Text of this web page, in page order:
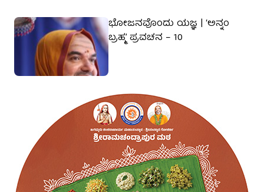
ಭೋಜನವೊಂದು ಯಜ್ಞ | ‘ಅನ್ನಂ
ಬ್ರಹ್ಮ’ ಪ್ರವಚನ – 10